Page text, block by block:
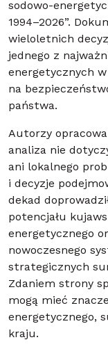
sodowo-
1994–2026”.
wieloletnich
jednego z
energetycznych w
na
państwa.
Autorzy
analiza nie
ani lokalnego
i decyzje
dekad
potencjału
energetycznego
nowoczesnego
strategicznych
Zdaniem strony
mogą mieć
energetycznego,
kraju.